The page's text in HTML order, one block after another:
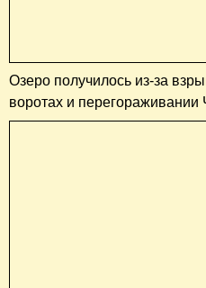
Озеро получилось из-за
воротах и перегораживании